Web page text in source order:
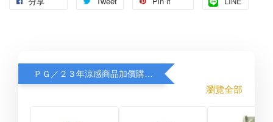
ＰＧ／２３年涼感商品加價購８折
瀏覽全部